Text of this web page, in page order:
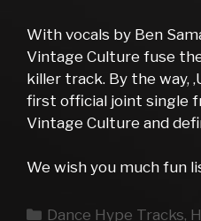
With vocals by Ben
Vintage Culture fuse
killer track. By the way,
first official joint single
Vintage Culture and
We wish you much fun
Kategorien
Dance Hype Tracks,